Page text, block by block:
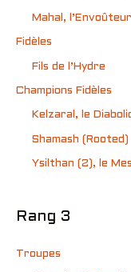
Mahal, l’Envoûteur
Fidèles
Fils de l’Hydre
Champions Fidèles
Kelzaral, le
Shamash (Rooted)
Ysilthan (2), le
Rang 3
Troupes